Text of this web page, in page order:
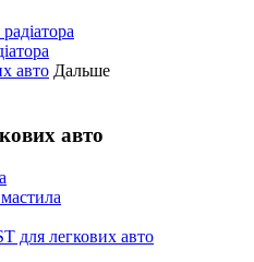
авто Дальше
авто
для легкових авто